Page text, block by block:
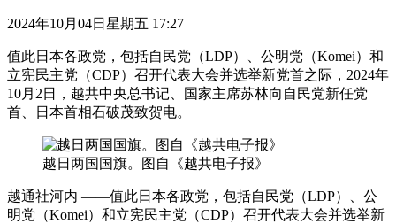
2024年10月04日星期五 17:27
值此日本各政党，包括自民党（LDP）、公明党（Komei）和
立宪民主党（CDP）召开代表大会并选举新党首之际，2024年
10月2日，越共中央总书记、国家主席苏林向自民党新任党
首、日本首相石破茂致贺电。
越日两国国旗。图自《越共电子报》
越通社河内 ——值此日本各政党，包括自民党（LDP）、公
明党（Komei）和立宪民主党（CDP）召开代表大会并选举新